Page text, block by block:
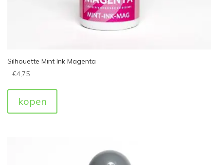
Silhouette Mint Ink Magenta
€4,75
kopen